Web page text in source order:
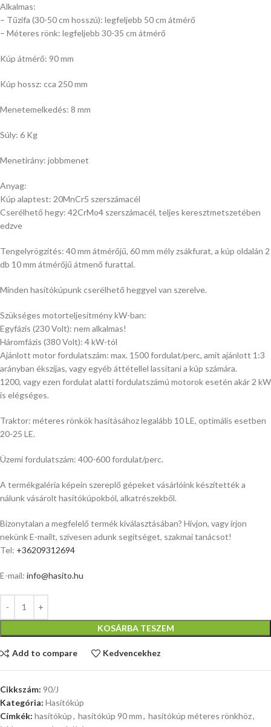
Alkalmas:
– Tűzifa (30-50 cm hosszú): legfeljebb 50 cm átmérő
– Méteres rönk: legfeljebb 30-35 cm átmérő
Kúp átmérő: 90 mm
Kúp hossz: cca 250 mm
Menetemelkedés: 8 mm
Súly: 6 Kg
Menetirány: jobbmenet
Anyag:
Kúp alaptest: 20MnCr5 szerszámacél
Cserélhető hegy: 42CrMo4 szerszámacél, teljes keresztmetszetében
edzve
Tengelyrögzítés: 40 mm átmérőjű, 60 mm mély zsákfurat, a kúp oldalán 2
db 10 mm átmérőjű átmenő furattal.
Minden hasítókúpunk cserélhető heggyel van szerelve.
Szükséges motorteljesítmény kW-ban:
Egyfázis (230 Volt): nem alkalmas!
Háromfázis (380 Volt): 4 kW-tól
Ajánlott motor fordulatszám: max. 1500 fordulat/perc, amit ajánlott 1:3
arányban ékszíjas, vagy egyéb áttétellel lassítani a kúp számára.
1200, vagy ezen fordulat alatti fordulatszámú motorok esetén akár 2 kW
is elégséges.
Traktor: méteres rönkök hasításához legalább 10 LE, optimális esetben
20-25 LE.
Üzemi fordulatszám: 400-600 fordulat/perc.
A termékgaléria képein szereplő gépeket vásárlóink készítették a
nálunk vásárolt hasítókúpokból, alkatrészekből.
Bizonytalan a megfelelő termék kiválasztásában? Hívjon, vagy írjon
nekünk E-mailt, szívesen adunk segítséget, szakmai tanácsot!
Tel: +36209312694
E-mail: info@hasito.hu
KOSÁRBA TESZEM
Add to compare Kedvencekhez
Cikkszám: 90/J
Kategória: Hasítókúp
Címkék: hasítókúp, hasítókúp 90 mm, hasítókúp méteres rönkhöz,